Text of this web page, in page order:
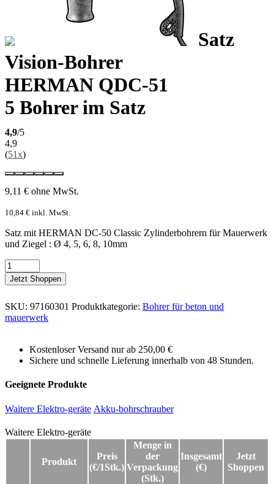
Satz
Vision-Bohrer
HERMAN QDC-51
5 Bohrer im Satz
4,9/5
4,9
(51x)
9,11 € ohne MwSt.
10,84 € inkl. MwSt.
Satz mit HERMAN DC-50 Classic Zylinderbohrern für Mauerwerk
und Ziegel : Ø 4, 5, 6, 8, 10mm
Jetzt Shoppen
SKU: 97160301 Produktkategorie: Bohrer für beton und
mauerwerk
Kostenloser Versand nur ab 250,00 €
Sichere und schnelle Lieferung innerhalb von 48 Stunden.
Geeignete Produkte
Waitere Elektro-geräte Akku-bohrschrauber
Waitere Elektro-geräte
Waitere Elektro-geräte
Produkt
Preis
(€/1Stk.)
Menge in
der
Verpackung
(Stk.)
Insgesamt
(€)
Jetzt
Shoppen